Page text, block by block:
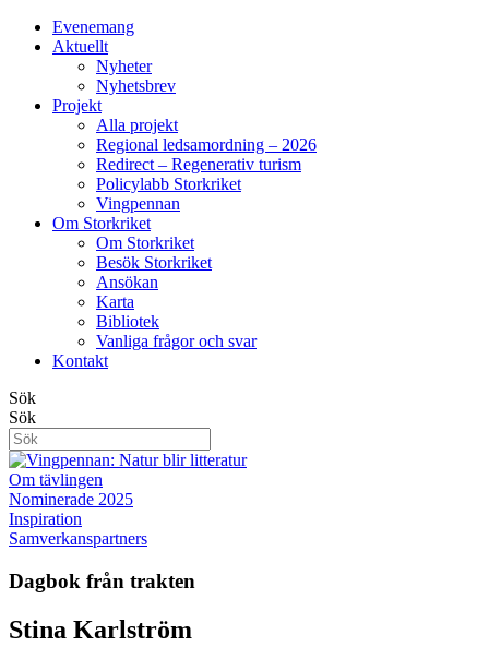
Evenemang
Aktuellt
Nyheter
Nyhetsbrev
Projekt
Alla projekt
Regional ledsamordning – 2026
Redirect – Regenerativ turism
Policylabb Storkriket
Vingpennan
Om Storkriket
Om Storkriket
Besök Storkriket
Ansökan
Karta
Bibliotek
Vanliga frågor och svar
Kontakt
Sök
Sök
Om tävlingen
Nominerade 2025
Inspiration
Samverkanspartners
Dagbok från trakten
Stina Karlström